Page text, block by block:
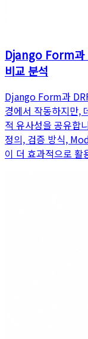
Django Form과
비교 분석
Django Form과
경에서 작동하지만,
적 유사성을 공유합
정의, 검증 방식,
이 더 효과적으로 활